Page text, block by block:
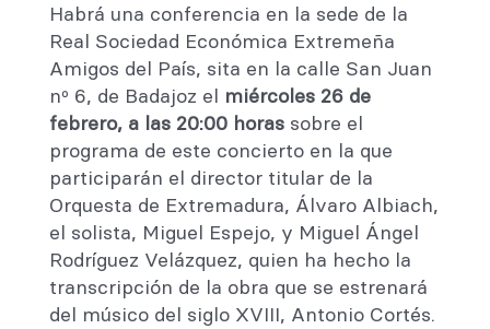
Habrá una conferencia en la sede de la
Real Sociedad Económica Extremeña
Amigos del País, sita en la calle San Juan
nº 6, de Badajoz el miércoles 26 de
febrero, a las 20:00 horassobre el
programa de este concierto en la que
participarán el director titular de la
Orquesta de Extremadura, Álvaro Albiach,
el solista, Miguel Espejo, y Miguel Ángel
Rodríguez Velázquez, quien ha hecho la
transcripción de la obra que se estrenará
del músico del siglo XVIII, Antonio Cortés.